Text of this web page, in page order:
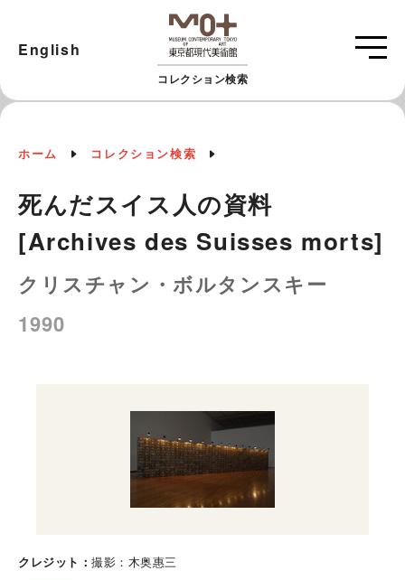
コレクション検索
English
ホーム コレクション検索
死んだスイス人の資料
[Archives des Suisses morts]
クリスチャン・ボルタンスキー
1990
クレジット 撮影：木奥惠三